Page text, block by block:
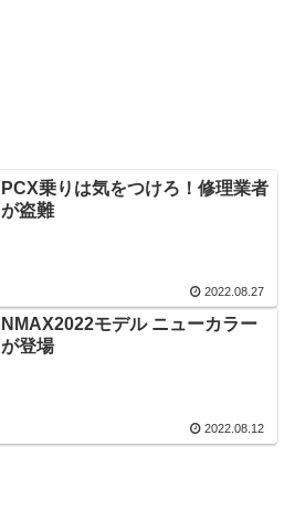
PCX乗りは気をつけろ！修理業者
が盗難
2022.08.27
NMAX2022モデル ニューカラー
が登場
2022.08.12